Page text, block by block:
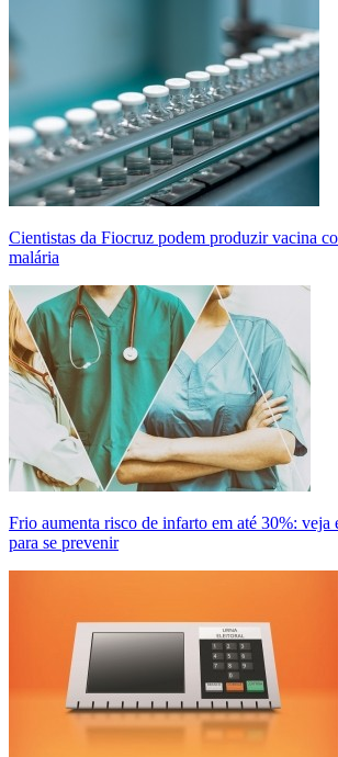
Cientistas da Fiocruz podem produzir vacina
malária
Frio aumenta risco de infarto em até 30%: veja
para se prevenir